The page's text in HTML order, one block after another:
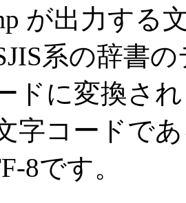
が出力する
系の辞書
ドに変換さ
字コードで
8です。